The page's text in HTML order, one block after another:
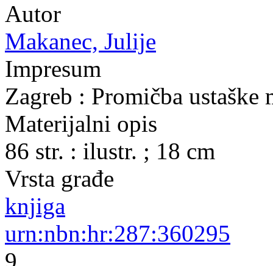
Autor
Makanec, Julije
Impresum
Zagreb : Promičba ustaške
Materijalni opis
86 str. : ilustr. ; 18 cm
Vrsta građe
knjiga
urn:nbn:hr:287:360295